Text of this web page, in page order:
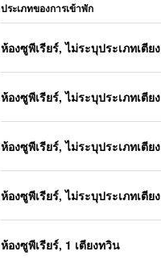
ประเภทของการเข้าพัก
ห้องซูพีเรียร์, ไม่ระบุประเภทเตียง
ห้องซูพีเรียร์, ไม่ระบุประเภทเตียง
ห้องซูพีเรียร์, ไม่ระบุประเภทเตียง
ห้องซูพีเรียร์, ไม่ระบุประเภทเตียง
ห้องซูพีเรียร์, 1 เตียงทวิน